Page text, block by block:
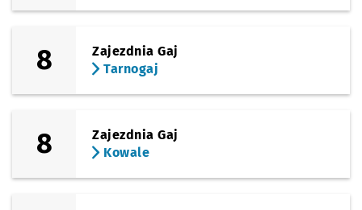
8
Zajezdnia Gaj
Tarnogaj
8
Zajezdnia Gaj
Kowale